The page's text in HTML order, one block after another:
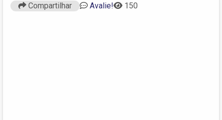
Compartilhar Avalie! 150